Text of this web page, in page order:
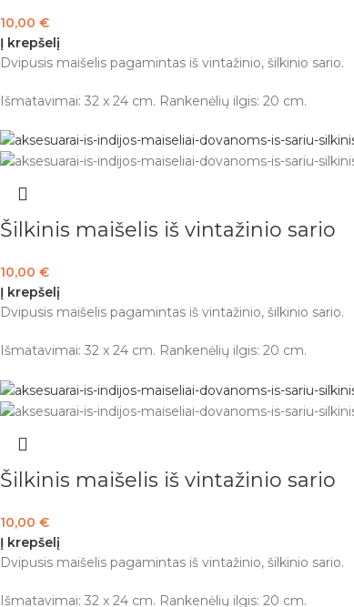
10,00 €
Į krepšelį
Dvipusis maišelis pagamintas iš vintažinio, šilkinio sario.
Išmatavimai: 32 x 24 cm. Rankenėlių ilgis: 20 cm.
Šilkinis maišelis iš vintažinio sario
10,00 €
Į krepšelį
Dvipusis maišelis pagamintas iš vintažinio, šilkinio sario.
Išmatavimai: 32 x 24 cm. Rankenėlių ilgis: 20 cm.
Šilkinis maišelis iš vintažinio sario
10,00 €
Į krepšelį
Dvipusis maišelis pagamintas iš vintažinio, šilkinio sario.
Išmatavimai: 32 x 24 cm. Rankenėlių ilgis: 20 cm.